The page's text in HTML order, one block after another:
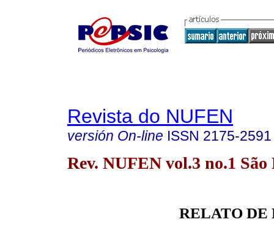
Revista do NUFEN
versión On-line ISSN 2175-2591
Rev. NUFEN vol.3 no.1
RELATO DE